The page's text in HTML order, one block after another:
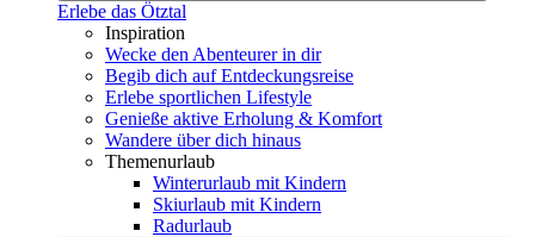
Erlebe das Ötztal
Inspiration
Wecke den Abenteurer in dir
Begib dich auf Entdeckungsreise
Erlebe sportlichen Lifestyle
Genieße aktive Erholung & Komfort
Wandere über dich hinaus
Themenurlaub
Winterurlaub mit Kindern
Skiurlaub mit Kindern
Radurlaub